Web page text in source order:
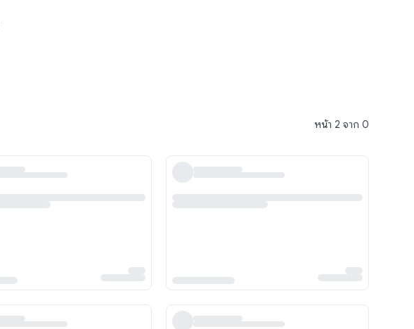
หน้า 2 จาก 0